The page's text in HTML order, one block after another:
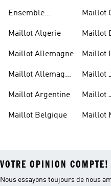
Ensemble
Maillot Algerie
Maillot Allemagne
Maillot Allemagne
Maillot Argentine
Maillot Belgique
Maillot
Maillot
Maillot
Maillot
Maillot
Maillot
VOTRE OPINION COMPTE!
Nous essayons toujours de nous